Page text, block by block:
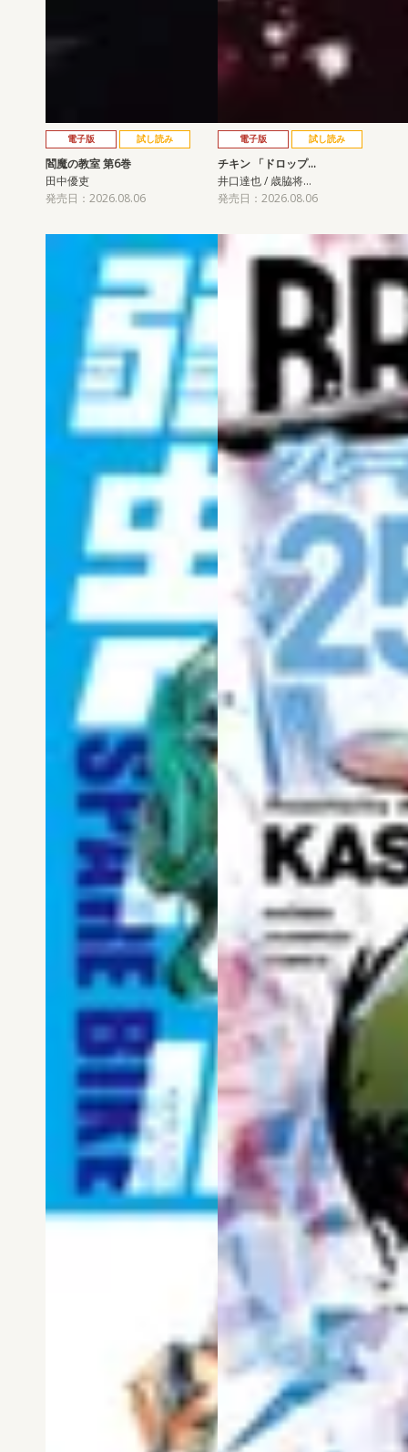
電子版 試し読み
閻魔の教室 第6巻
田中優吏
発売日：2026.08.06
電子版 試し読み
チキン 「ドロップ…
井口達也 / 歳脇将…
発売日：2026.08.06